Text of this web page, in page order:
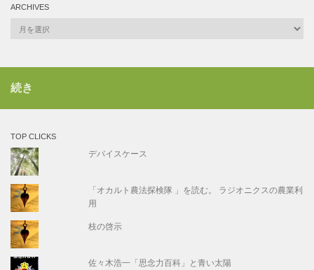
ARCHIVES
Archives
続き
TOP CLICKS
デバイスケース
「オカルト農法探検隊 」を読む。 ラジオニクスの農業利
用
枝の啓示
佐々木浩一「思念力百科」と青い太陽